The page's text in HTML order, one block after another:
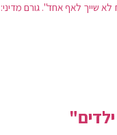
שייך לאף אחד". גורם מדיני: